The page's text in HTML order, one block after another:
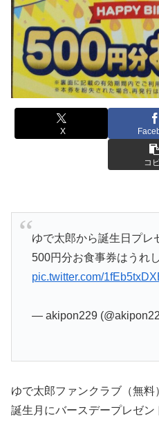
X
コ
ゆで太郎から誕生日プレ
500円分お食事券はうれ
pic.twitter.com/
— akipon229
ゆで太郎ファンクラブ（無料
誕生月にバースデープレゼ